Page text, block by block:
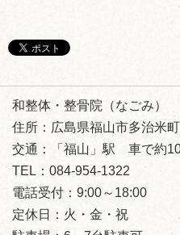
和整体・整骨院（なごみ）
住所：広島県福山市多治米
交通：「福山」駅 車で約
TEL：084-954-1322
電話受付：9:00～18:00
定休日：火・金・祝